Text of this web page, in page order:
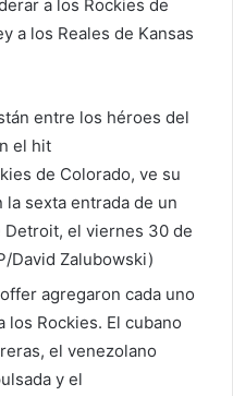
a los Rockies de
a los Reales de Kansas
de Colorado, ve su
sexta entrada de un
el viernes 30 de
David Zalubowski)
agregaron cada uno
los Rockies. El cubano
el venezolano
y el